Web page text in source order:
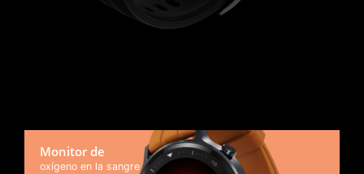
Monitor de
oxígeno en la sangre